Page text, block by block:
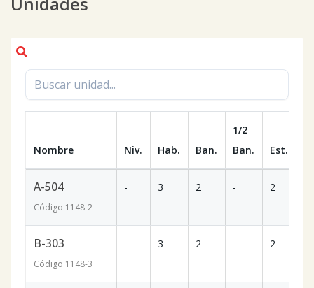
Nombre Niv. Hab. Ban.
1/2
Ban.
Est.
A-504
Código 1148-2
- 3 2 - 2
B-303
Código 1148-3
- 3 2 - 2